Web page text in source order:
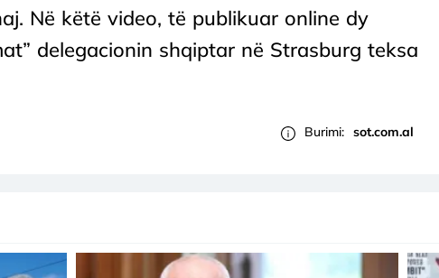
Në këtë video, të publikuar online dy
delegacionin shqiptar në Strasburg teksa
Burimi: sot.com.al